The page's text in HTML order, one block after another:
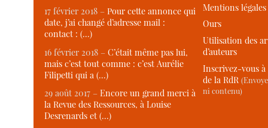
17 février 2018 –Pour cette annonce qui
date, j’ai changé d’adresse mail :
contact : (…)
16 février 2018 –C’était même pas lui,
mais c’est tout comme : c’est Aurélie
Filipetti qui a (…)
29 août 2017 –Encore un grand merci à
la Revue des Ressources, à Louise
Desrenards et (…)
Mentions légales
Ours
Utilisation des
d’auteurs
Inscrivez-vous
de la RdR
ni contenu)